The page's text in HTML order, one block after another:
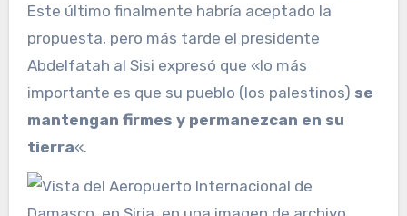
Este último finalmente habría aceptado la
propuesta, pero más tarde el presidente
Abdelfatah al Sisi expresó que «lo más
importante es que su pueblo (los palestinos) se
mantengan firmes y permanezcan en su
tierra«.